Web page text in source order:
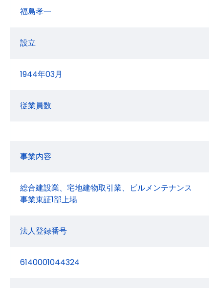
福島孝一
設立
1944年03月
従業員数
事業内容
総合建設業、宅地建物取引業、ビルメンテナンス
事業東証1部上場
法人登録番号
6140001044324